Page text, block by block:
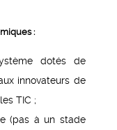
:
dotés de
innovateurs de
TIC ;
(pas à un stade